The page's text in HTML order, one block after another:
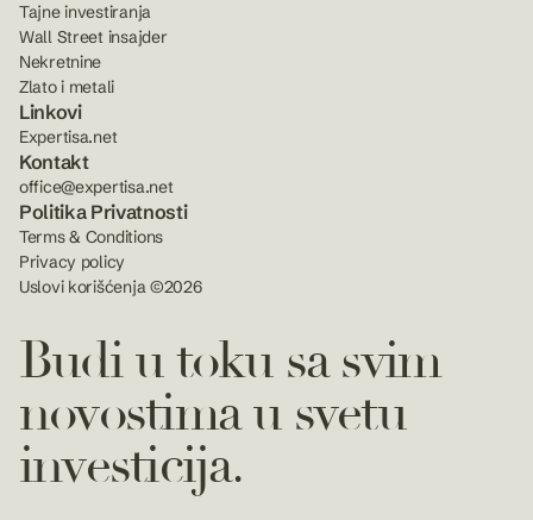
Tajne investiranja
Wall Street insajder
Nekretnine
Zlato i metali
Linkovi
Expertisa.net
Kontakt
office@expertisa.net
Politika Privatnosti
Terms & Conditions
Privacy policy
Uslovi korišćenja ©2026
Budi u toku sa svim
novostima u svetu
investicija.